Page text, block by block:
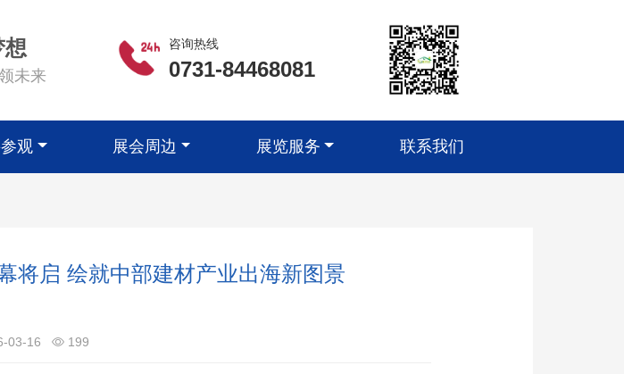
想
未来
咨询热线
0731-84468081
观 展会周边 展览服务 联系我们
将启 绘就中部建材产业出海新图景
03-16 199